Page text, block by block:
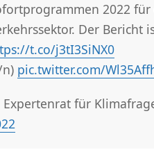
2022
Der Bericht
t.co/j3tI3SiNX0
pic.twitter.com/
für